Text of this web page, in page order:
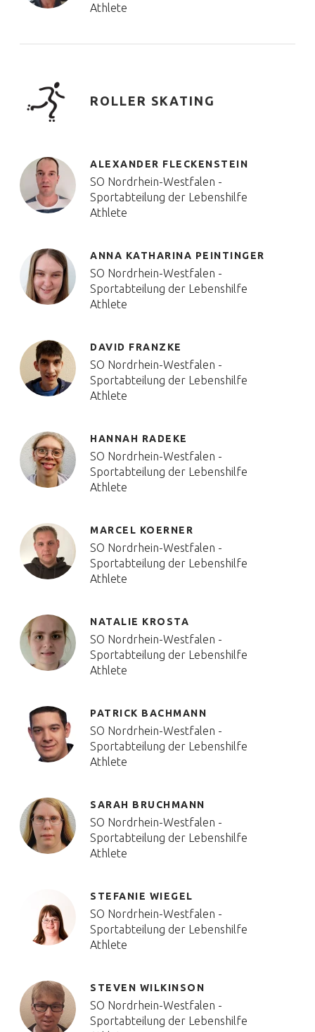
Athlete
ROLLER SKATING
ALEXANDER FLECKENSTEIN
SO Nordrhein-Westfalen -
Sportabteilung der Lebenshilfe
Athlete
ANNA KATHARINA PEINTINGER
SO Nordrhein-Westfalen -
Sportabteilung der Lebenshilfe
Athlete
DAVID FRANZKE
SO Nordrhein-Westfalen -
Sportabteilung der Lebenshilfe
Athlete
HANNAH RADEKE
SO Nordrhein-Westfalen -
Sportabteilung der Lebenshilfe
Athlete
MARCEL KOERNER
SO Nordrhein-Westfalen -
Sportabteilung der Lebenshilfe
Athlete
NATALIE KROSTA
SO Nordrhein-Westfalen -
Sportabteilung der Lebenshilfe
Athlete
PATRICK BACHMANN
SO Nordrhein-Westfalen -
Sportabteilung der Lebenshilfe
Athlete
SARAH BRUCHMANN
SO Nordrhein-Westfalen -
Sportabteilung der Lebenshilfe
Athlete
STEFANIE WIEGEL
SO Nordrhein-Westfalen -
Sportabteilung der Lebenshilfe
Athlete
STEVEN WILKINSON
SO Nordrhein-Westfalen -
Sportabteilung der Lebenshilfe